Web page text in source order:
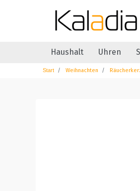
Haushalt Uhren
Weihnachten